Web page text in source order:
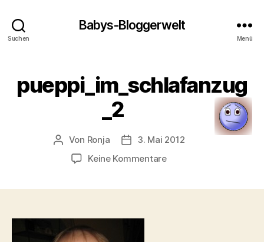
Suchen
Babys-Bloggerwelt
Menü
pueppi_im_schlafanzug
_2
Beitragsautor
Von Ronja Veröffentlichungsdatum
3. Mai 2012
Keine Kommentarezu